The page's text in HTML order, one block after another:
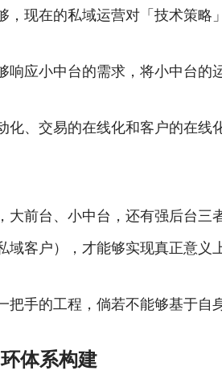
，现在的私域运营对「技术策略
响应小中台的需求，将小中台的
化、交易的在线化和客户的在
大前台、小中台，还有强后台
域客户），才能够实现真正意义
把手的工程，倘若不能够基于自
体系构建